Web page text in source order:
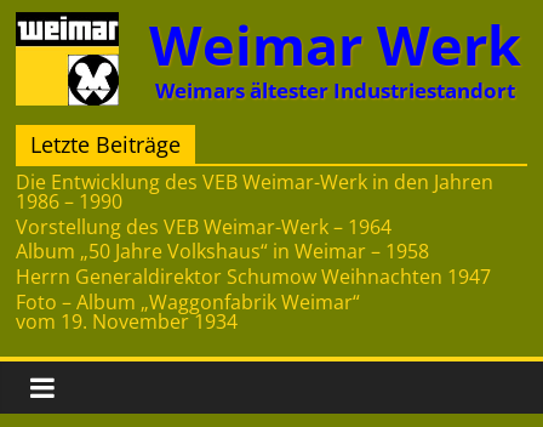
Zum
Inhalt
springen
Weimar Werk
Weimars ältester Industriestandort
Letzte Beiträge
Die Entwicklung des VEB Weimar-Werk in den Jahren
1986 – 1990
Vorstellung des VEB Weimar-Werk – 1964
Album „50 Jahre Volkshaus“ in Weimar – 1958
Herrn Generaldirektor Schumow Weihnachten 1947
Foto – Album „Waggonfabrik Weimar“
vom 19. November 1934